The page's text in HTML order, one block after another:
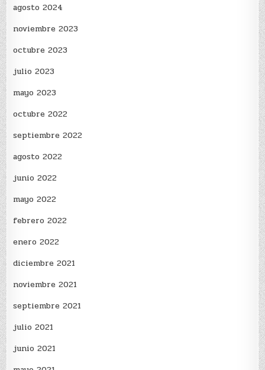
agosto 2024
noviembre 2023
octubre 2023
julio 2023
mayo 2023
octubre 2022
septiembre 2022
agosto 2022
junio 2022
mayo 2022
febrero 2022
enero 2022
diciembre 2021
noviembre 2021
septiembre 2021
julio 2021
junio 2021